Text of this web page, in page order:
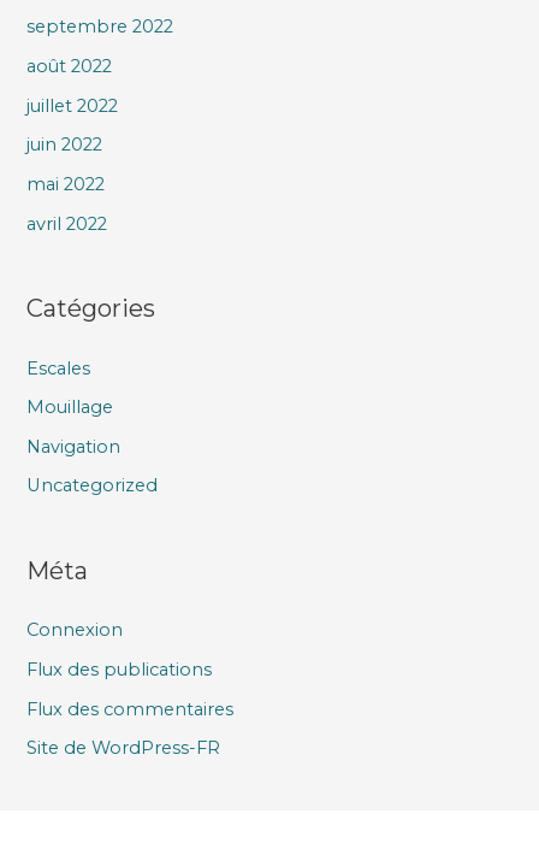
septembre 2022
août 2022
juillet 2022
juin 2022
mai 2022
avril 2022
Catégories
Escales
Mouillage
Navigation
Uncategorized
Méta
Connexion
Flux des publications
Flux des commentaires
Site de WordPress-FR